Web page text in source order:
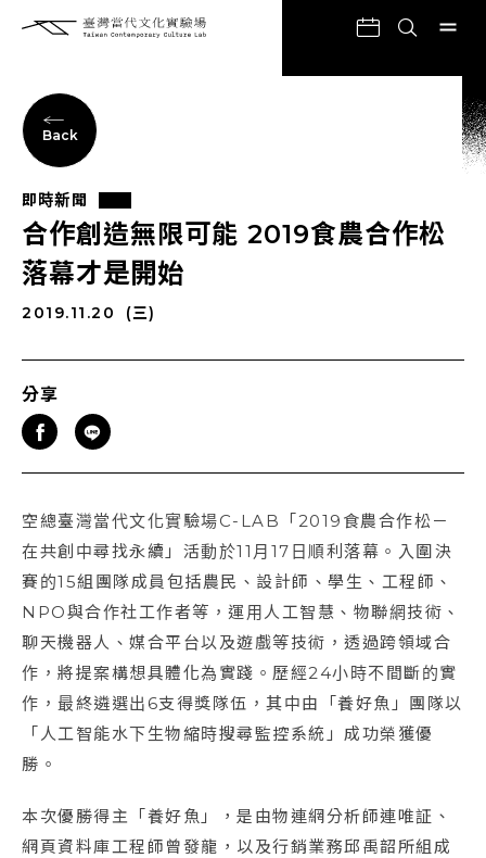
Back
即時新聞
合作創造無限可能 2019食農合作松
落幕才是開始
2019.11.20 (三)
分享
空總臺灣當代文化實驗場C-LAB「2019食農合作松－
在共創中尋找永續」活動於11月17日順利落幕。入圍決
賽的15組團隊成員包括農民、設計師、學生、工程師、
NPO與合作社工作者等，運用人工智慧、物聯網技術、
聊天機器人、媒合平台以及遊戲等技術，透過跨領域合
作，將提案構想具體化為實踐。歷經24小時不間斷的實
作，最終遴選出6支得獎隊伍，其中由「養好魚」團隊以
「人工智能水下生物縮時搜尋監控系統」成功榮獲優
勝。
本次優勝得主「養好魚」，是由物連網分析師連唯証、
網頁資料庫工程師曾發龍，以及行銷業務邱禹韶所組成